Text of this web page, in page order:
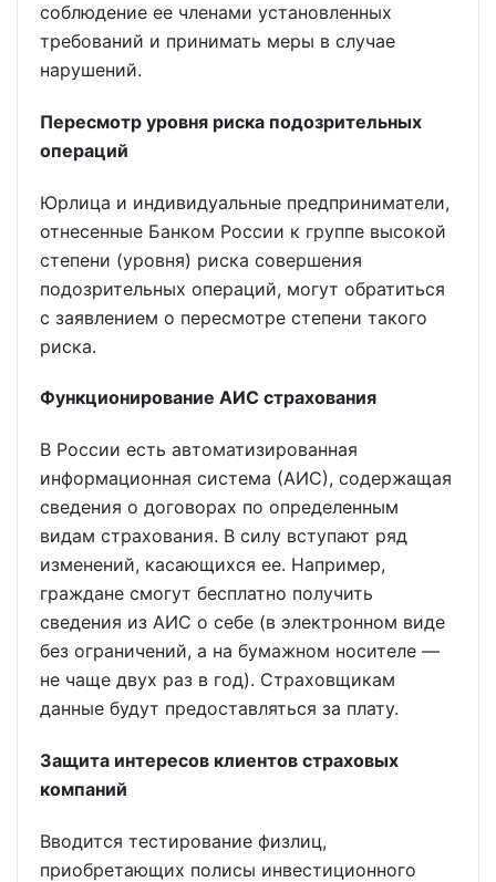
соблюдение ее членами установленных
требований и принимать меры в случае
нарушений.
Пересмотр уровня риска подозрительных
операций
Юрлица и индивидуальные предприниматели,
отнесенные Банком России к группе высокой
степени (уровня) риска совершения
подозрительных операций, могут обратиться
с заявлением о пересмотре степени такого
риска.
Функционирование АИС страхования
В России есть автоматизированная
информационная система (АИС), содержащая
сведения о договорах по определенным
видам страхования. В силу вступают ряд
изменений, касающихся ее. Например,
граждане смогут бесплатно получить
сведения из АИС о себе (в электронном виде
без ограничений, а на бумажном носителе —
не чаще двух раз в год). Страховщикам
данные будут предоставляться за плату.
Защита интересов клиентов страховых
компаний
Вводится тестирование физлиц,
приобретающих полисы инвестиционного